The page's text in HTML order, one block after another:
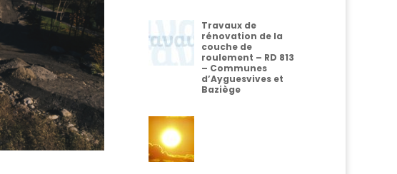
Travaux de
rénovation de la
couche de
roulement – RD 813
– Communes
d’Ayguesvives et
Baziège